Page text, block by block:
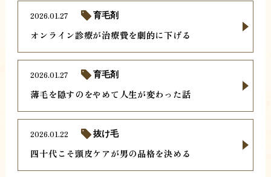
オンライン診療が治療費を劇的に下げる
2026.01.27 育毛剤
薄毛を隠すのをやめて人生が変わった話
2026.01.27 育毛剤
四十代こそ頭皮ケアが男の品格を決める
2026.01.22 抜け毛